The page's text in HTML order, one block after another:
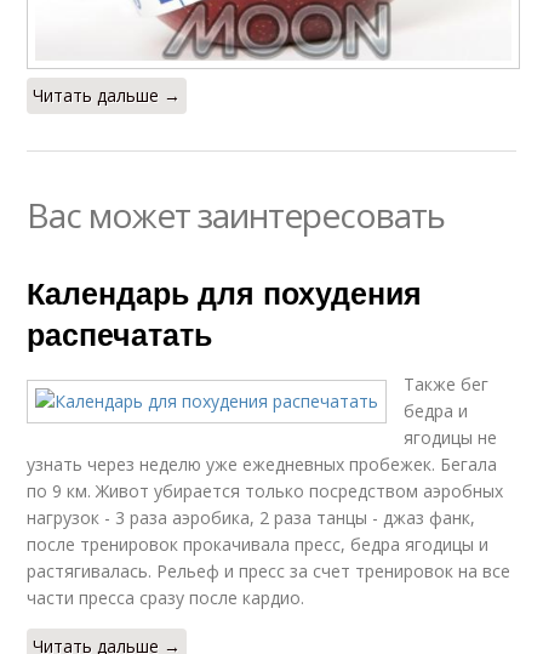
Читать дальше →
Вас может заинтересовать
Календарь для похудения
распечатать
Также бег
бедра и
ягодицы не
узнать через неделю уже ежедневных пробежек. Бегала
по 9 км. Живот убирается только посредством аэробных
нагрузок - 3 раза аэробика, 2 раза танцы - джаз фанк,
после тренировок прокачивала пресс, бедра ягодицы и
растягивалась. Рельеф и пресс за счет тренировок на все
части пресса сразу после кардио.
Читать дальше →